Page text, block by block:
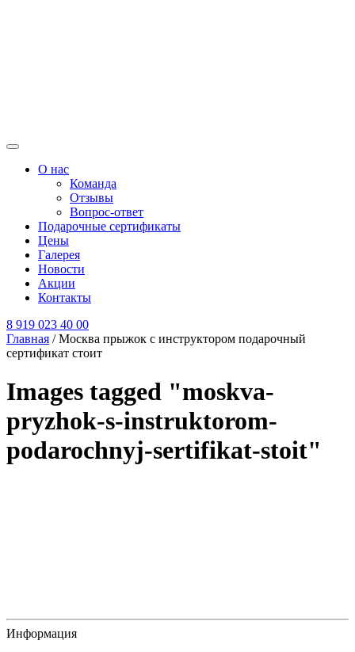
О нас
Команда
Отзывы
Вопрос-ответ
Подарочные сертификаты
Цены
Галерея
Новости
Акции
Контакты
8 919 023 40 00
Главная /Москва прыжок с инструктором подарочный
сертификат стоит
Images tagged "moskva-
pryzhok-s-instruktorom-
podarochnyj-sertifikat-stoit"
Информация